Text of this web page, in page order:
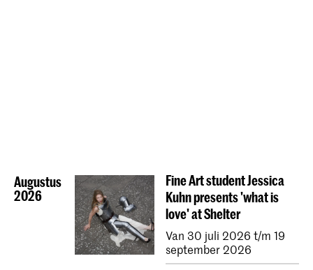
Augustus
2026
Fine Art student Jessica
Kuhn presents 'what is
love' at Shelter
Van 30 juli 2026 t/m 19
september 2026